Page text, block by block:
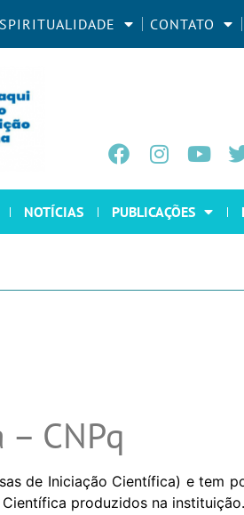
CONTATO
NOTÍCIAS PUBLICAÇÕES
CNPq
de Iniciação Científica) e tem
produzidos na instituição.